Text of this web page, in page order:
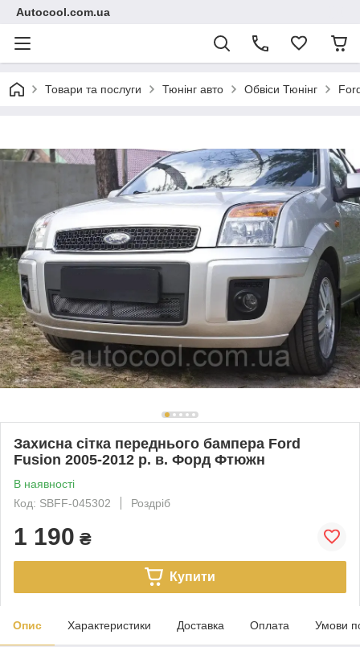
Autocool.com.ua
Товари та послуги Тюнінг авто Обвіси Тюнінг
Захисна сітка переднього бампера Ford
Fusion 2005-2012 р. в. Форд Фтюжн
В наявності
Код: SBFF-045302
Роздріб
1 190 ₴
Купити
Опис Характеристики Доставка Оплата Умови